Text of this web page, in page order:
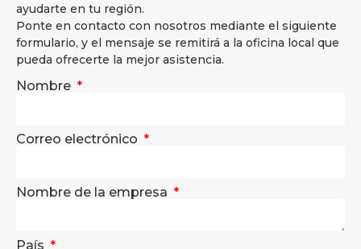
ayudarte en tu región.
Ponte en contacto con nosotros mediante el siguiente
formulario, y el mensaje se remitirá a la oficina local que
pueda ofrecerte la mejor asistencia.
Nombre
Correo electrónico
Nombre de la empresa
País